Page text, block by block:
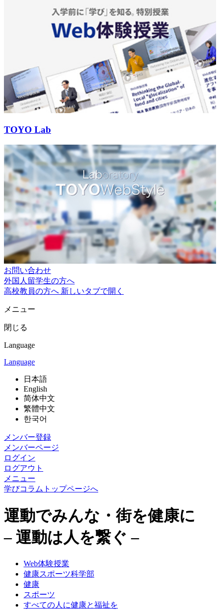
TOYO Lab
お問い合わせ
外国人留学生の方へ
高校教員の方へ 新しいタブで開く
メニュー
閉じる
Language
Language
日本語
English
简体中文
繁體中文
한국어
メンバー登録
メンバーページ
ログイン
ログアウト
メニュー
学びコラムトップページへ
運動でみんな・街を健康に
– 運動は人を繋ぐ –
Web体験授業
健康スポーツ科学部
健康
スポーツ
すべての人に健康と福祉を